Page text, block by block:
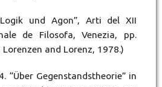
und Agon”, Arti del XII
de Filosofa, Venezia, pp.
and Lorenz, 1978.)
“Über Gegenstandstheorie” in